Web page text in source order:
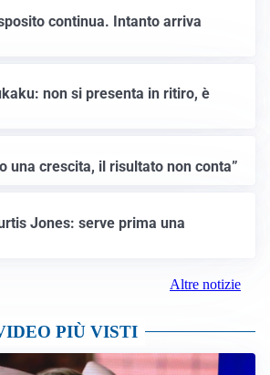
continua. Intanto arriva
non si presenta in ritiro, è
una crescita, il risultato non conta”
Jones: serve prima una
Altre notizie
PIÙ VISTI